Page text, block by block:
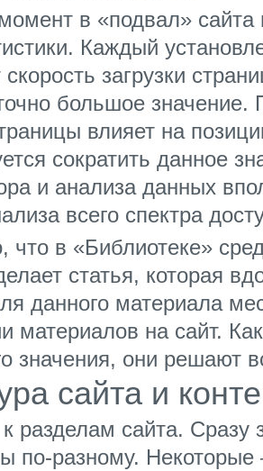
в «подвал» сайта
Каждый
загрузки
большое
влияет на
сократить данное
и анализа данных
всего спектра
что в «Библиотеке»
статья, которая
данного материала
материалов на сайт.
значения, они решают
сайта и
разделам сайта. Сразу
по-разному. Некоторые